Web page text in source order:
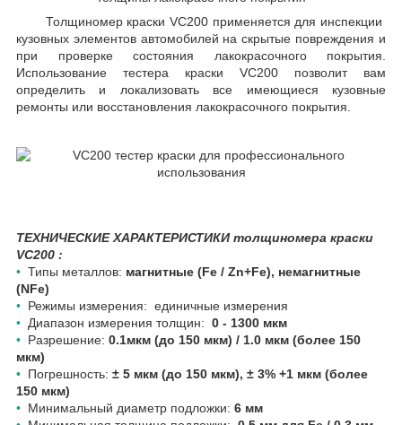
Толщиномер краски VC200 применяется для инспекции
кузовных элементов автомобилей на скрытые повреждения и
при проверке состояния лакокрасочного покрытия.
Использование тестера краски VC200 позволит вам
определить и локализовать все имеющиеся кузовные
ремонты или восстановления лакокрасочного покрытия.
ТЕХНИЧЕСКИЕ ХАРАКТЕРИСТИКИ толщиномера краски
VC200 :
• Типы металлов: магнитные (Fe / Zn+Fe), немагнитные
(NFe)
• Режимы измерения: единичные измерения
• Диапазон измерения толщин: 0 - 1300 мкм
• Разрешение: 0.1мкм (до 150 мкм) / 1.0 мкм (более 150
мкм)
• Погрешность: ± 5 мкм (до 150 мкм), ± 3% +1 мкм (более
150 мкм)
• Минимальный диаметр подложки: 6 мм